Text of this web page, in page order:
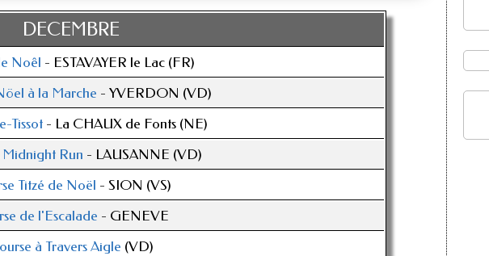
DECEMBRE
Noêl - ESTAVAYER le Lac (FR)
à la Marche - YVERDON (VD)
Tissot - La CHAUX de Fonts (NE)
Midnight Run - LAUSANNE (VD)
Titzé de Noël - SION (VS)
de l'Escalade - GENEVE
à Travers Aigle (VD)